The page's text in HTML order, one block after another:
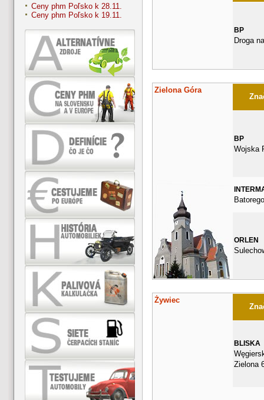
Ceny phm Poľsko k 28.11.
Ceny phm Poľsko k 19.11.
BP
Droga
Zielona Góra
BP
Wojska
ORLEN
Żywiec
BLISKA
Zielona